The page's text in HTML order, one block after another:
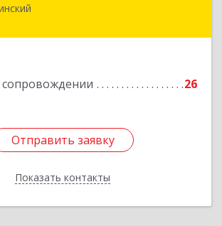
26
Отправить заявку
Показать контакты
обл, Каменск-Шахтинский г,
Отправить заявку
Назад